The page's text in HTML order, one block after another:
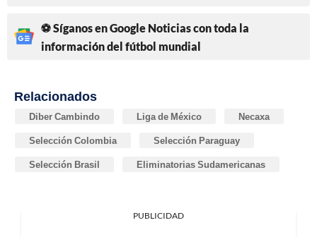
⚽ Síganos en Google Noticias con toda la
información del fútbol mundial
Relacionados
Diber Cambindo Liga de México Necaxa
Selección Colombia Selección Paraguay
Selección Brasil Eliminatorias Sudamericanas
PUBLICIDAD